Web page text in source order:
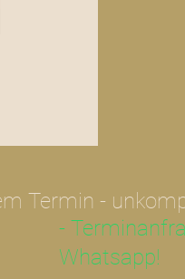
Termin -
-
Whatsapp!